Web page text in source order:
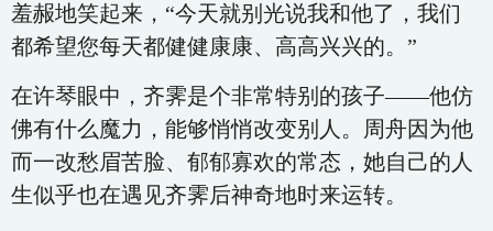
羞赧地笑起来，“今天就别光说我和他了，我们
都希望您每天都健健康康、高高兴兴的。”
在许琴眼中，齐霁是个非常特别的孩子——他仿
佛有什么魔力，能够悄悄改变别人。周舟因为他
而一改愁眉苦脸、郁郁寡欢的常态，她自己的人
生似乎也在遇见齐霁后神奇地时来运转。